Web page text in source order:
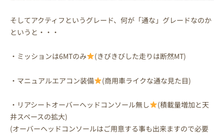
そしてアクティフというグレード、何が「通な」グレードなのか
というと・・・
・ミッションは6MTのみ (きびきびした走りは断然MT)
・マニュアルエアコン装備 (商用車ライクな通な見た目)
・リアシートオーバーヘッドコンソール無し
(積載量増加と天
井スペースの拡大)
(オーバーヘッドコンソールはご用意する事も出来ますので必要